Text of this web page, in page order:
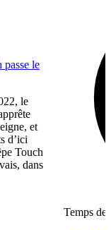
passe le
le
et
d’ici
Touch
dans
Temps de